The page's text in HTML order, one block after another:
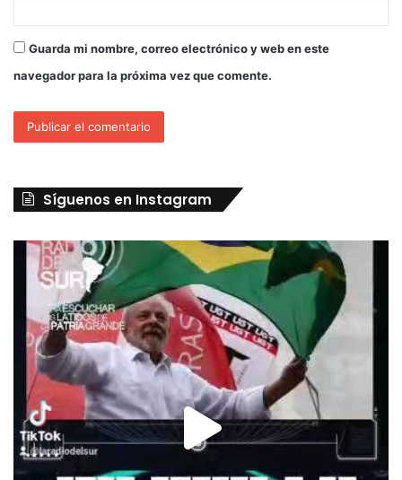
Guarda mi nombre, correo electrónico y web en este
navegador para la próxima vez que comente.
Síguenos en Instagram